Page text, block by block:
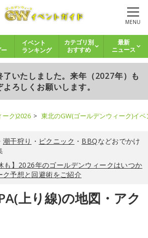
MENU
イベント
ランキング
カテゴリ別
おすすめ
最新
ニュース
いたしました。来年（2027年）も
よろしくお願いします。
ク)2026 東北のGW(ゴールデンウィーク)イ
潮干狩り ・ ピクニック ・ BBQなどおでかけ
も】2026年のゴールデンウィークはいつか
ク予想と回避術をご紹介
上り線)の地図・アク